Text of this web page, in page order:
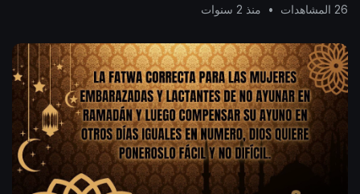
26 المشاهدات
• منذ 2 سنوات